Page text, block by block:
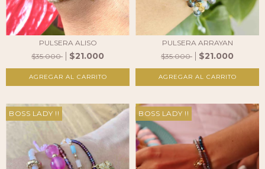
PULSERA ALISO
$35.000
$21.000
PULSERA ARRAYAN
$35.000
$21.000
BOSS LADY !! BOSS LADY !!